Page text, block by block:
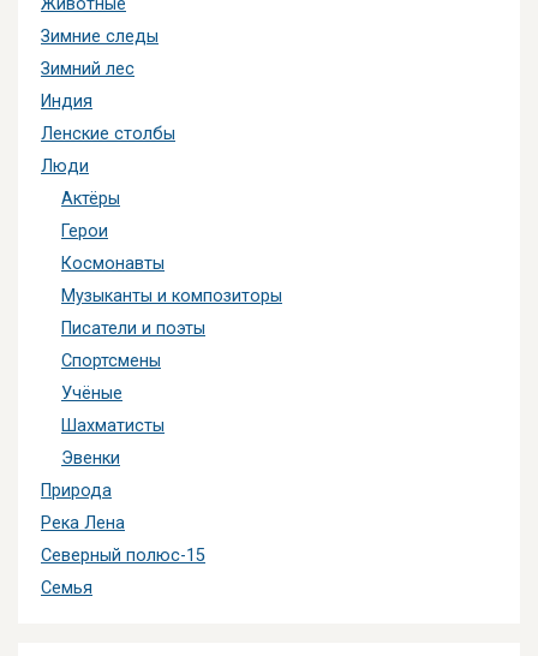
Животные
Зимние следы
Зимний лес
Индия
Ленские столбы
Люди
Актёры
Герои
Космонавты
Музыканты и композиторы
Писатели и поэты
Спортсмены
Учёные
Шахматисты
Эвенки
Природа
Река Лена
Северный полюс-15
Семья